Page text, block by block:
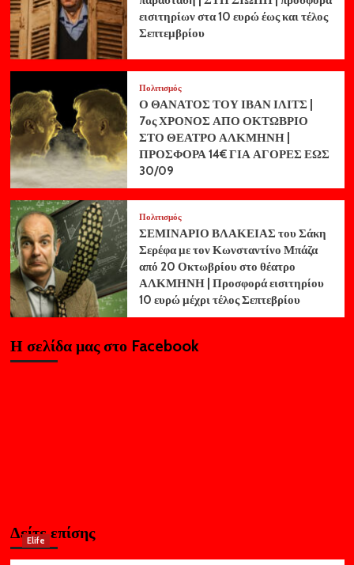
εισιτηρίων στα 10 ευρώ έως και τέλος
Σεπτεμβρίου
Πολιτισμός
Ο ΘΑΝΑΤΟΣ ΤΟΥ ΙΒΑΝ ΙΛΙΤΣ |
7ος ΧΡΟΝΟΣ ΑΠΟ ΟΚΤΩΒΡΙΟ
ΣΤΟ ΘΕΑΤΡΟ ΑΛΚΜΗΝΗ |
ΠΡΟΣΦΟΡΑ 14€ ΓΙΑ ΑΓΟΡΕΣ ΕΩΣ
30/09
Πολιτισμός
ΣΕΜΙΝΑΡΙΟ ΒΛΑΚΕΙΑΣ του Σάκη
Σερέφα με τον Κωνσταντίνο Μπάζα
από 20 Οκτωβρίου στο θέατρο
ΑΛΚΜΗΝΗ | Προσφορά εισιτηρίου
10 ευρώ μέχρι τέλος Σεπτεβρίου
Η σελίδα μας στο Facebook
Δείτε επίσης
Elife